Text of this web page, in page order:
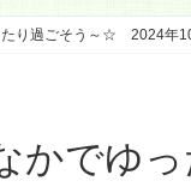
り過ごそう～☆ 2024年
かでゆっ